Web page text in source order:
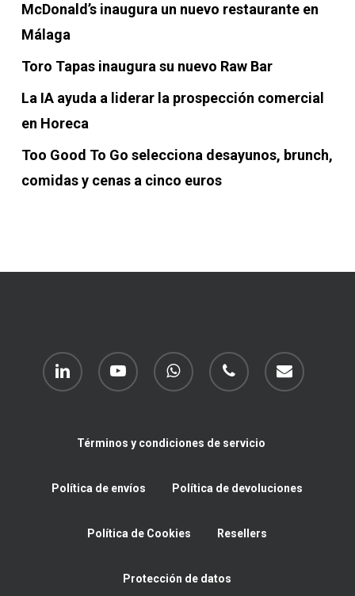
McDonald’s inaugura un nuevo restaurante en
Málaga
Toro Tapas inaugura su nuevo Raw Bar
La IA ayuda a liderar la prospección comercial
en Horeca
Too Good To Go selecciona desayunos, brunch,
comidas y cenas a cinco euros
linkedin youtube whatsapp phone email
Términos y condiciones de servicio
Política de envíos Política de devoluciones
Política de Cookies Resellers
Protección de datos